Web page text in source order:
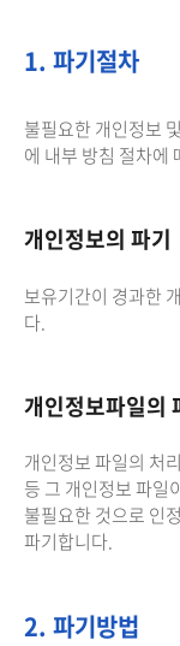
1. 파기절차
불필요한 개인정보
에 내부 방침 절차에
개인정보의 파기
보유기간이 경과한
다.
개인정보파일의
개인정보 파일의 처
등 그 개인정보 파일
불필요한 것으로 인
파기합니다.
2. 파기방법